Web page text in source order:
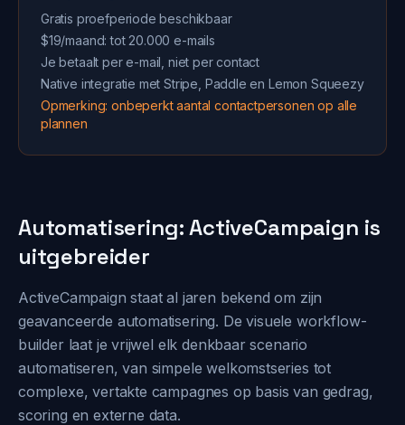
Gratis proefperiode beschikbaar
$19/maand: tot 20.000 e-mails
Je betaalt per e-mail, niet per contact
Native integratie met Stripe, Paddle en Lemon Squeezy
Opmerking: onbeperkt aantal contactpersonen op alle
plannen
Automatisering: ActiveCampaign is
uitgebreider
ActiveCampaign staat al jaren bekend om zijn
geavanceerde automatisering. De visuele workflow-
builder laat je vrijwel elk denkbaar scenario
automatiseren, van simpele welkomstseries tot
complexe, vertakte campagnes op basis van gedrag,
scoring en externe data.